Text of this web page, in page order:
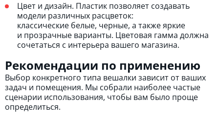
Цвет и дизайн. Пластик позволяет создавать
модели различных расцветок:
классические белые, черные, а также яркие
и прозрачные варианты. Цветовая гамма должна
сочетаться с интерьера вашего магазина.
Рекомендации по применению
Выбор конкретного типа вешалки зависит от ваших
задач и помещения. Мы собрали наиболее частые
сценарии использования, чтобы вам было проще
определиться.